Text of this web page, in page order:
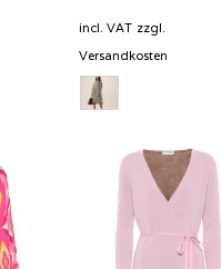
incl. VAT zzgl.
Versandkosten